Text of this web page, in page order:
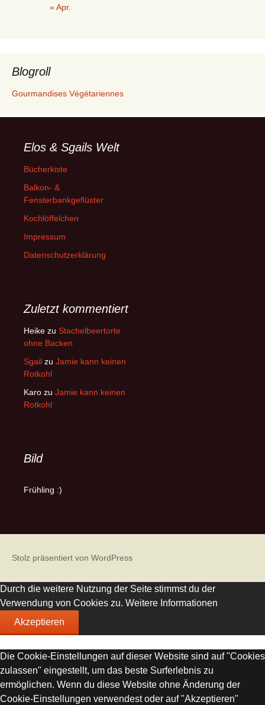
« Apr.
Blogroll
Gourmandises Végétariennes
Elos & Sgails Welt
Bücherkiste
Balkon- &
Fensterbankgeflüster
Kochlöffelchen
Impressum
Datenschutzerklärung
Zuletzt kommentiert
Heike zu Stachelbeertorte
ohne Backen
Sgail zu Jamie kann keinen
Rotkohl
Karo zu Jamie kann keinen
Rotkohl
Bild
Frühling :)
Stolz präsentiert von WordPress
Durch die weitere Nutzung der Seite stimmst du der
Verwendung von Cookies zu. Weitere Informationen
Akzeptieren
Die Cookie-Einstellungen auf dieser Website sind auf "Cookies
zulassen" eingestellt, um das beste Surferlebnis zu
ermöglichen. Wenn du diese Website ohne Änderung der
Cookie-Einstellungen verwendest oder auf "Akzeptieren"